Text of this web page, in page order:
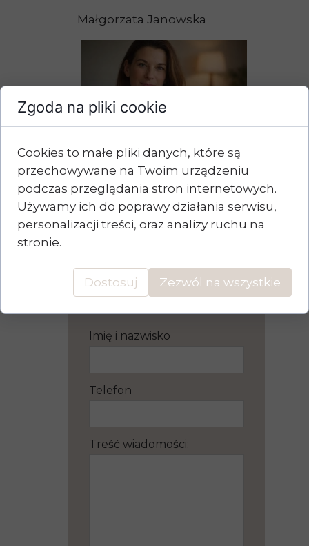
Małgorzata Janowska
Tarnówul. Św.Anny 5
Krakówul. Mogilska 15 B
📨 zyski@kryzyski.pl
Imię i nazwisko
Telefon
Treść wiadomości:
Zgoda na pliki cookie
Cookies to małe pliki danych, które są
przechowywane na Twoim urządzeniu
podczas przeglądania stron internetowych.
Używamy ich do poprawy działania serwisu,
personalizacji treści, oraz analizy ruchu na
stronie.
Dostosuj Zezwól na wszystkie